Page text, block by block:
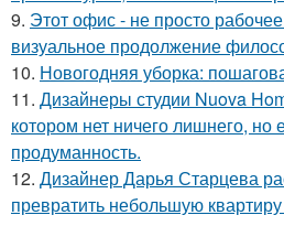
9. Этот офис - не просто
визуальное продолжение
10. Новогодняя уборка:
11. Дизайнеры студии Nuova
котором нет ничего лишнего, но
продуманность.
12. Дизайнер Дарья Старцева
превратить небольшую